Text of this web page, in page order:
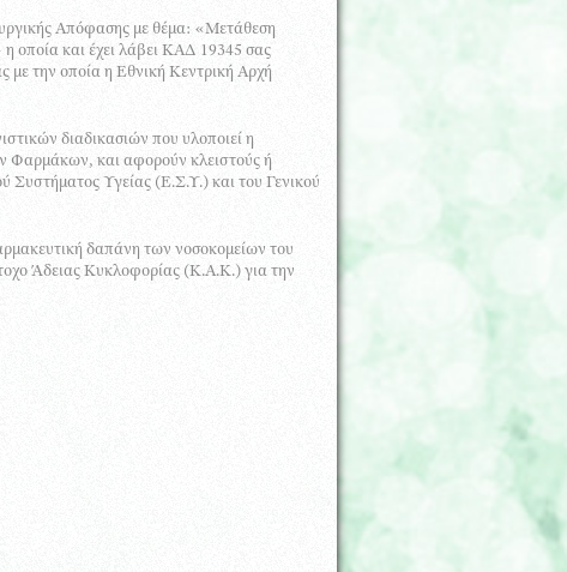
Απόφασης με θέμα: «Μετάθεση
οποία και έχει λάβει ΚΑΔ 19345 σας
με την οποία η Εθνική Κεντρική Αρχή
διαδικασιών που υλοποιεί η
Φαρμάκων, και αφορούν κλειστούς ή
Συστήματος Υγείας (Ε.Σ.Υ.) και του Γενικού
δαπάνη των νοσοκομείων του
Άδειας Κυκλοφορίας (Κ.Α.Κ.) για την